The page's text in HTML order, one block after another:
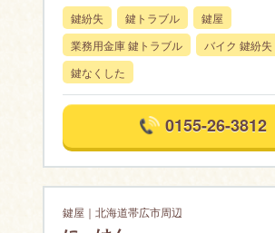
鍵紛失 鍵トラブル
鍵屋
業務用金庫 鍵トラブル
バイク 鍵紛失
鍵なくした
0155-26-3812
鍵屋｜北海道帯広市周辺